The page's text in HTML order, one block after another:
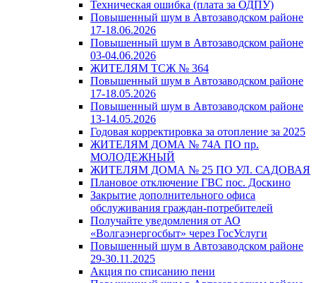
Техническая ошибка (плата за ОДПУ)
Повышенный шум в Автозаводском районе
17-18.06.2026
Повышенный шум в Автозаводском районе
03-04.06.2026
ЖИТЕЛЯМ ТСЖ № 364
Повышенный шум в Автозаводском районе
17-18.05.2026
Повышенный шум в Автозаводском районе
13-14.05.2026
Годовая корректировка за отопление за 2025
ЖИТЕЛЯМ ДОМА № 74А ПО пр.
МОЛОДЕЖНЫЙ
ЖИТЕЛЯМ ДОМА № 25 ПО УЛ. САДОВАЯ
Плановое отключение ГВС пос. Доскино
Закрытие дополнительного офиса
обслуживания граждан-потребителей
Получайте уведомления от АО
«Волгаэнергосбыт» через ГосУслуги
Повышенный шум в Автозаводском районе
29-30.11.2025
Акция по списанию пени